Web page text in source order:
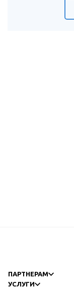
ПАРТНЕРАМ
УСЛУГИ